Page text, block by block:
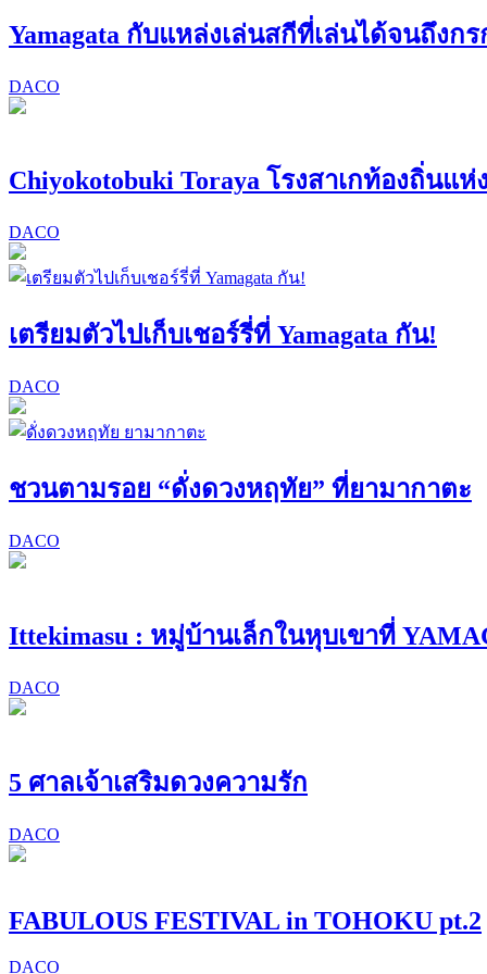
Yamagata กับแหล่งเล่นสกีที่เล่นได้จนถึงก
DACO
Chiyokotobuki Toraya โรงสาเกท้องถิ่นแห่
DACO
เตรียมตัวไปเก็บเชอร์รี่ที่ Yamagata กัน!
DACO
ชวนตามรอย “ดั่งดวงหฤทัย” ที่ยามากาตะ
DACO
Ittekimasu : หมู่บ้านเล็กในหุบเขาที่
DACO
5 ศาลเจ้าเสริมดวงความรัก
DACO
FABULOUS FESTIVAL in TOHOKU pt.2
DACO